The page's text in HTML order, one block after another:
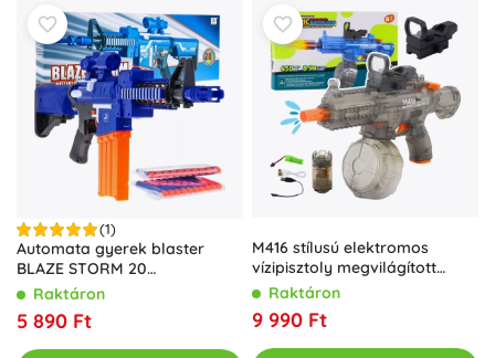
(1)
Automata gyerek blaster
BLAZE STORM 20
hablövedékkel és célzóval
Raktáron
5 890 Ft
M416 stílusú elektromos
vízipisztoly megvilágított
irányzékkal, 450 ml, 8–10 m
Raktáron
9 990 Ft